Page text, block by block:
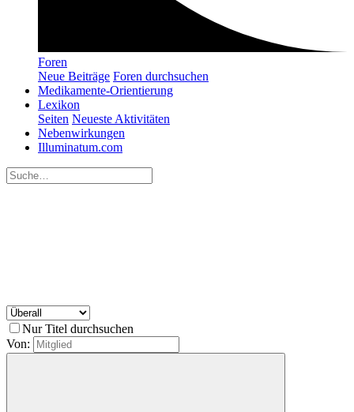
Foren
Neue Beiträge Foren durchsuchen
Medikamente-Orientierung
Lexikon
Seiten Neueste Aktivitäten
Nebenwirkungen
Illuminatum.com
Nur Titel durchsuchen
Von: